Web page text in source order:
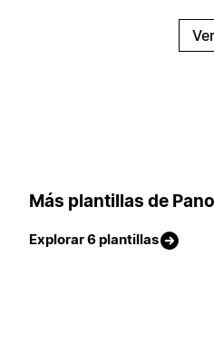
Ver
Más plantillas de
Explorar 6 plantillas